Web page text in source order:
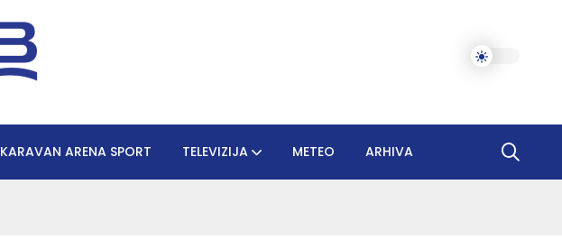
KARAVAN ARENA SPORT TELEVIZIJA METEO ARHIVA